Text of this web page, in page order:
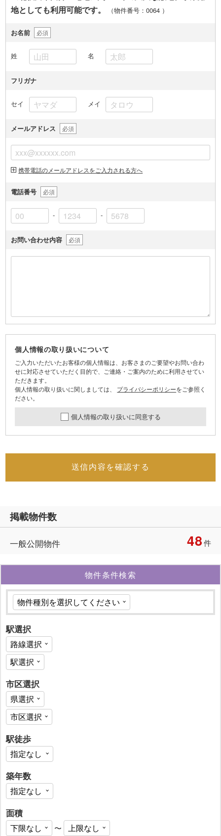
地としても利用可能です。
（物件番号：0064 ）
お名前 必須
姓 名
フリガナ
セイ メイ
メールアドレス 必須
携帯電話のメールアドレスをご入力される方へ
電話番号 必須
- -
お問い合わせ内容 必須
個人情報の取り扱いについて
ご入力いただいたお客様の個人情報は、お客さまのご要望やお問い合わ
せに対応させていただく目的で、ご連絡・ご案内のために利用させてい
ただきます。
個人情報の取り扱いに関しましては、 プライバシーポリシーをご参照く
ださい。
個人情報の取り扱いに同意する
送信内容を確認する
掲載物件数
一般公開物件 48件
物件条件検索
駅選択
市区選択
駅徒歩
築年数
面積
〜